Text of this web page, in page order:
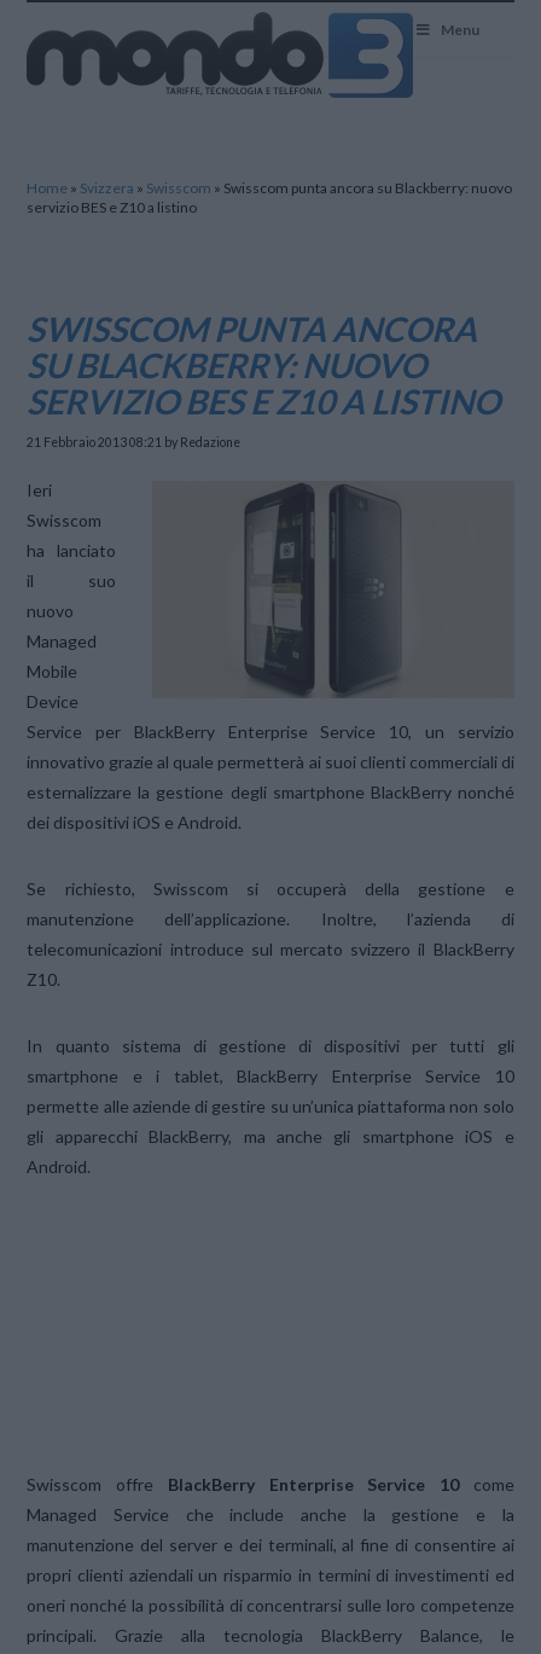
Menu
Home » Svizzera » Swisscom » Swisscom punta ancora su Blackberry: nuovo
servizio BES e Z10 a listino
SWISSCOM PUNTA ANCORA
SU BLACKBERRY: NUOVO
SERVIZIO BES E Z10 A LISTINO
21 Febbraio 2013 08:21 by Redazione
Ieri
Swisscom
ha lanciato
il suo
nuovo
Managed
Mobile
Device
Service per BlackBerry Enterprise Service 10, un servizio
innovativo grazie al quale permetterà ai suoi clienti commerciali di
esternalizzare la gestione degli smartphone BlackBerry nonché
dei dispositivi iOS e Android.
Se richiesto, Swisscom si occuperà della gestione e
manutenzione dell’applicazione. Inoltre, l’azienda di
telecomunicazioni introduce sul mercato svizzero il BlackBerry
Z10.
In quanto sistema di gestione di dispositivi per tutti gli
smartphone e i tablet, BlackBerry Enterprise Service 10
permette alle aziende di gestire su un’unica piattaforma non solo
gli apparecchi BlackBerry, ma anche gli smartphone iOS e
Android.
Swisscom offre BlackBerry Enterprise Service 10come
Managed Service che include anche la gestione e la
manutenzione del server e dei terminali, al fine di consentire ai
propri clienti aziendali un risparmio in termini di investimenti ed
oneri nonché la possibilità di concentrarsi sulle loro competenze
principali. Grazie alla tecnologia BlackBerry Balance, le